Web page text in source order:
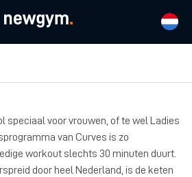
speciaal voor vrouwen, of te wel Ladies
van Curves is zo
workout slechts 30 minuten duurt.
door heel Nederland, is de keten